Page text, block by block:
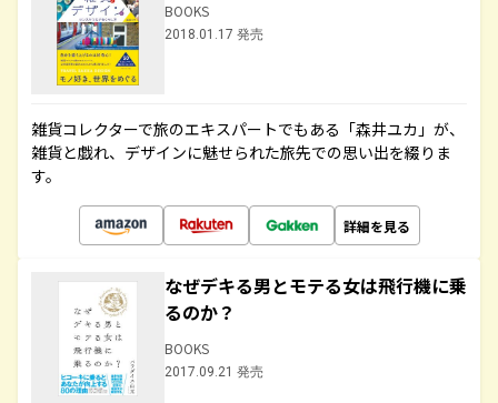
BOOKS
2018.01.17 発売
雑貨コレクターで旅のエキスパートでもある「森井ユカ」が、
雑貨と戯れ、デザインに魅せられた旅先での思い出を綴りま
す。
詳細を見る
なぜデキる男とモテる女は飛行機に乗
るのか？
BOOKS
2017.09.21 発売